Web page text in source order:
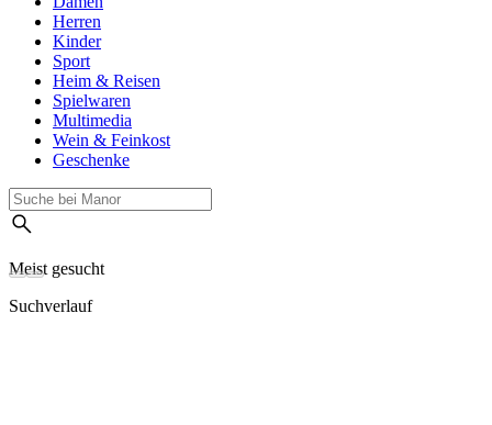
Herren
Kinder
Sport
Heim & Reisen
Spielwaren
Multimedia
Wein & Feinkost
Geschenke
Meist gesucht
Suchverlauf